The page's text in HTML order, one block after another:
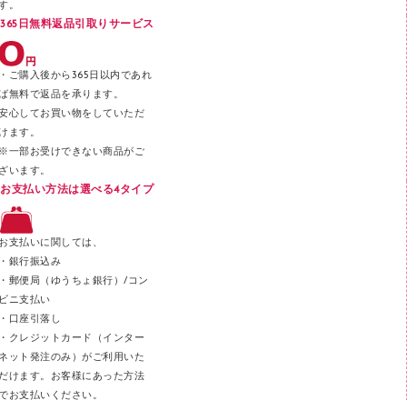
テープカッター
その他文具
セロハンテープ
スティックのり
クリップ
カッター
。
365日無料返品引取りサービス
ご購入後から365日以内であれ
無料で返品を承ります。
心してお買い物をしていただ
ます。
一部お受けできない商品がご
います。
お支払い方法は選べる4タイプ
支払いに関しては、
銀行振込み
郵便局（ゆうちょ銀行）/コン
ニ支払い
口座引落し
クレジットカード（インター
ット発注のみ）がご利用いた
けます。お客様にあった方法
お支払いください。